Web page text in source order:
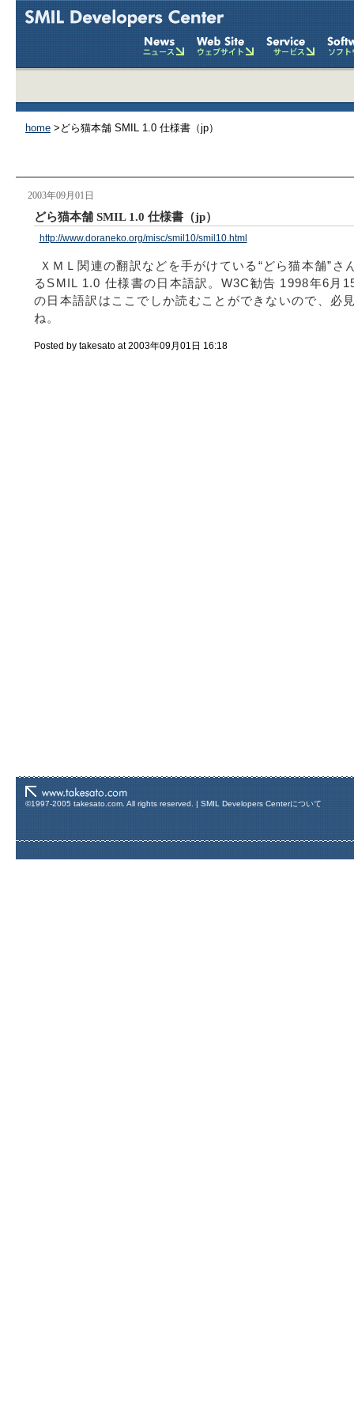
home >どら猫本舗 SMIL 1.0 仕様書（jp）
2003年09月01日
どら猫本舗 SMIL 1.0 仕様書（jp）
http://www.doraneko.org/misc/smil10/smil10.html
ＸＭＬ関連の翻訳などを手がけている“どら猫本舗”さ
るSMIL 1.0 仕様書の日本語訳。W3C勧告 1998年6月
の日本語訳はここでしか読むことができないので、必
ね。
Posted by takesato at 2003年09月01日 16:18
©1997-2005 takesato.com. All rights reserved. | SMIL Developers Centerについて